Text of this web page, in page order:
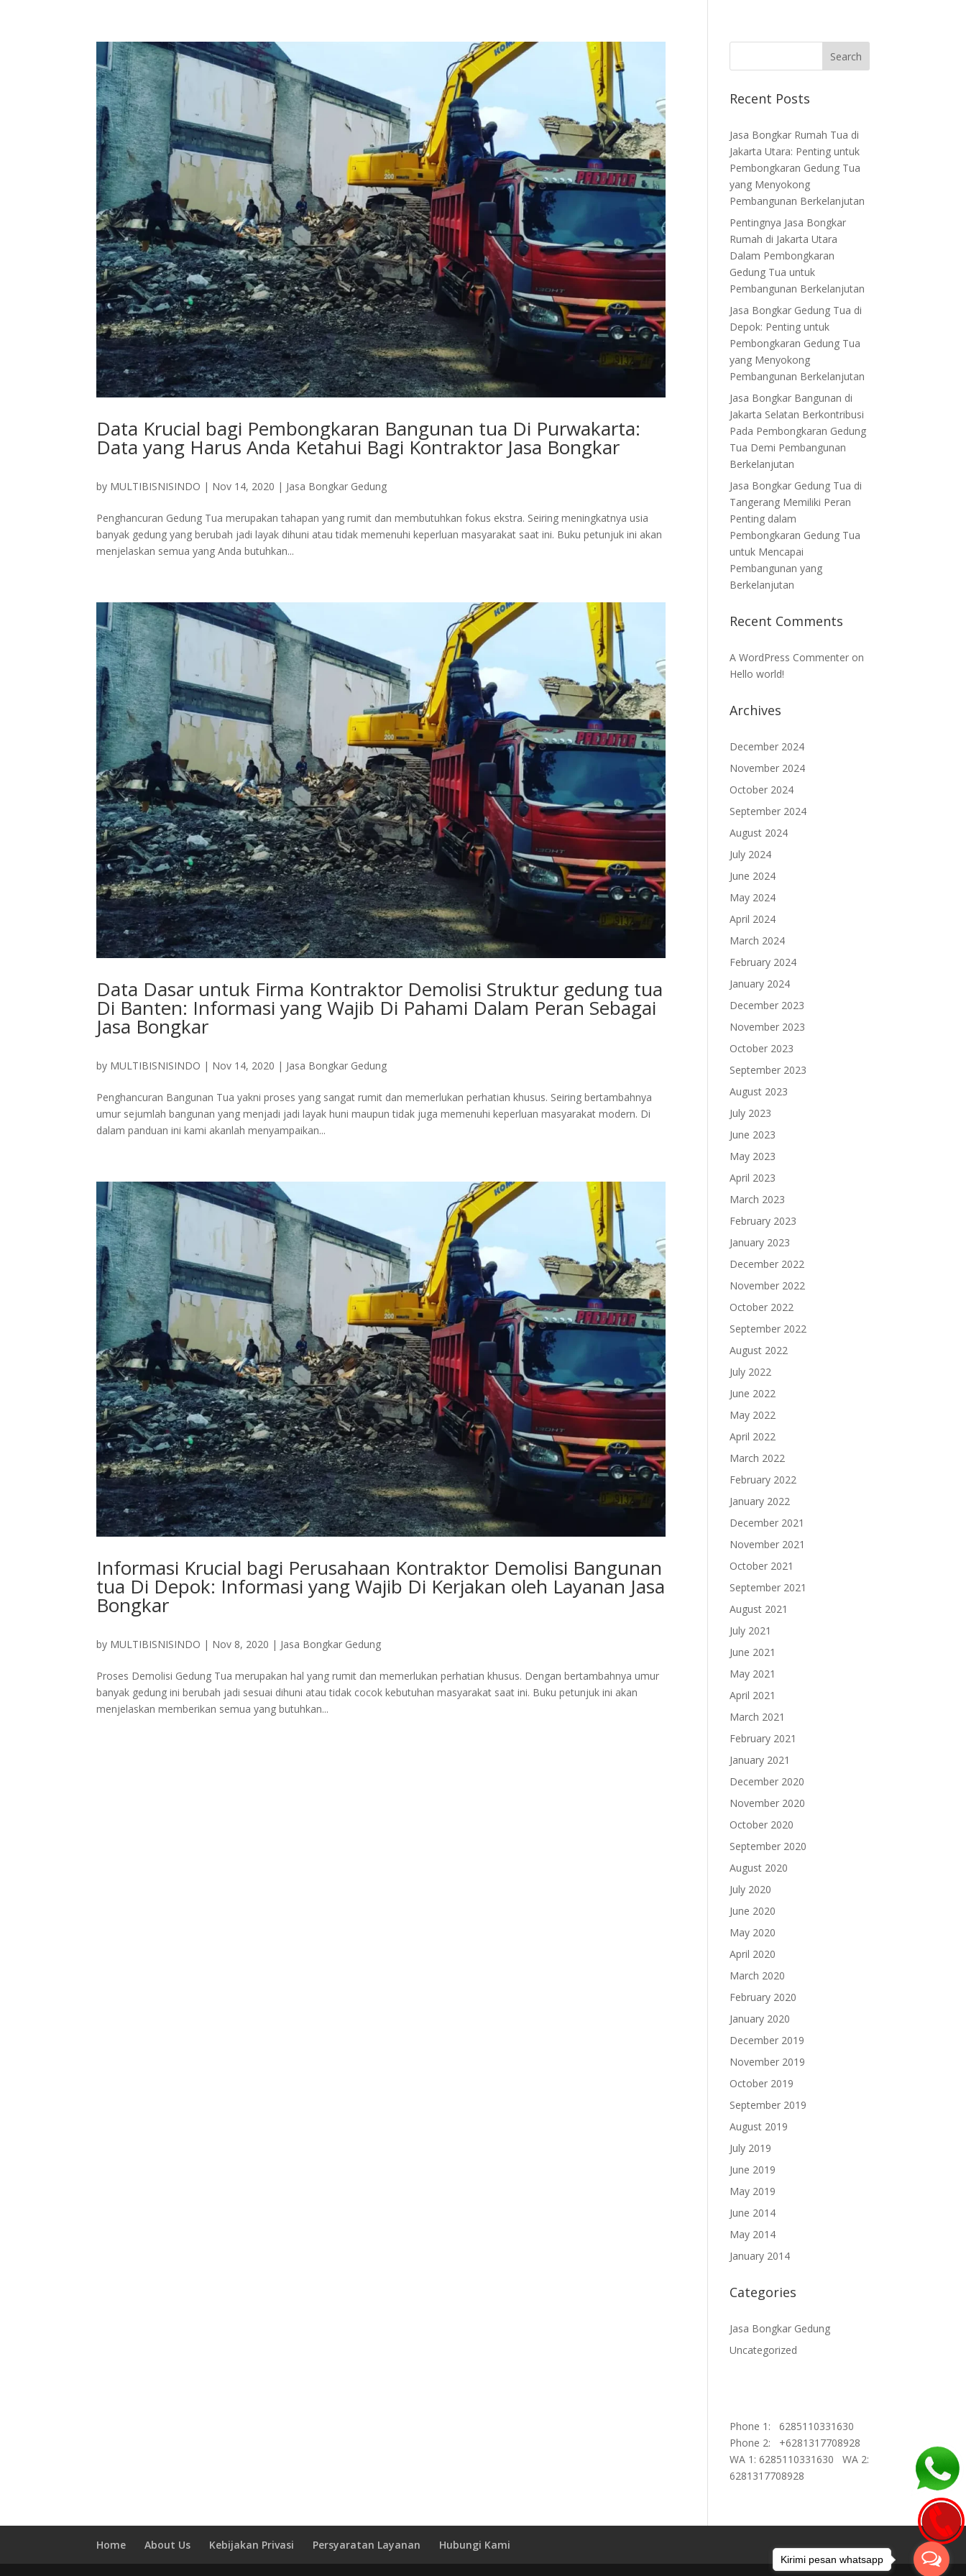
Beranda Tentang Kami Video Hubungi Kami
Data Krucial bagi Pembongkaran Bangunan tua Di Purwakarta:
Data yang Harus Anda Ketahui Bagi Kontraktor Jasa Bongkar
by MULTIBISNISINDO | Nov 14, 2020 | Jasa Bongkar Gedung
Penghancuran Gedung Tua merupakan tahapan yang rumit dan membutuhkan fokus ekstra. Seiring meningkatnya usia
banyak gedung yang berubah jadi layak dihuni atau tidak memenuhi keperluan masyarakat saat ini. Buku petunjuk ini akan
menjelaskan semua yang Anda butuhkan...
Data Dasar untuk Firma Kontraktor Demolisi Struktur gedung tua
Di Banten: Informasi yang Wajib Di Pahami Dalam Peran Sebagai
Jasa Bongkar
by MULTIBISNISINDO | Nov 14, 2020 | Jasa Bongkar Gedung
Penghancuran Bangunan Tua yakni proses yang sangat rumit dan memerlukan perhatian khusus. Seiring bertambahnya
umur sejumlah bangunan yang menjadi jadi layak huni maupun tidak juga memenuhi keperluan masyarakat modern. Di
dalam panduan ini kami akanlah menyampaikan...
Informasi Krucial bagi Perusahaan Kontraktor Demolisi Bangunan
tua Di Depok: Informasi yang Wajib Di Kerjakan oleh Layanan Jasa
Bongkar
by MULTIBISNISINDO | Nov 8, 2020 | Jasa Bongkar Gedung
Proses Demolisi Gedung Tua merupakan hal yang rumit dan memerlukan perhatian khusus. Dengan bertambahnya umur
banyak gedung ini berubah jadi sesuai dihuni atau tidak cocok kebutuhan masyarakat saat ini. Buku petunjuk ini akan
menjelaskan memberikan semua yang butuhkan...
Recent Posts
Jasa Bongkar Rumah Tua di
Jakarta Utara: Penting untuk
Pembongkaran Gedung Tua
yang Menyokong
Pembangunan Berkelanjutan
Pentingnya Jasa Bongkar
Rumah di Jakarta Utara
Dalam Pembongkaran
Gedung Tua untuk
Pembangunan Berkelanjutan
Jasa Bongkar Gedung Tua di
Depok: Penting untuk
Pembongkaran Gedung Tua
yang Menyokong
Pembangunan Berkelanjutan
Jasa Bongkar Bangunan di
Jakarta Selatan Berkontribusi
Pada Pembongkaran Gedung
Tua Demi Pembangunan
Berkelanjutan
Jasa Bongkar Gedung Tua di
Tangerang Memiliki Peran
Penting dalam
Pembongkaran Gedung Tua
untuk Mencapai
Pembangunan yang
Berkelanjutan
Recent Comments
A WordPress Commenter on
Hello world!
Archives
December 2024
November 2024
October 2024
September 2024
August 2024
July 2024
June 2024
May 2024
April 2024
March 2024
February 2024
January 2024
December 2023
November 2023
October 2023
September 2023
August 2023
July 2023
June 2023
May 2023
April 2023
March 2023
February 2023
January 2023
December 2022
November 2022
October 2022
September 2022
August 2022
July 2022
June 2022
May 2022
April 2022
March 2022
February 2022
January 2022
December 2021
November 2021
October 2021
September 2021
August 2021
July 2021
June 2021
May 2021
April 2021
March 2021
February 2021
January 2021
December 2020
November 2020
October 2020
September 2020
August 2020
July 2020
June 2020
May 2020
April 2020
March 2020
February 2020
January 2020
December 2019
November 2019
October 2019
September 2019
August 2019
July 2019
June 2019
May 2019
June 2014
May 2014
January 2014
Categories
Jasa Bongkar Gedung
Uncategorized
Phone 1: 6285110331630
Phone 2: +6281317708928
WA 1: 6285110331630
WA 2:
6281317708928
Home About Us Kebijakan Privasi Persyaratan Layanan Hubungi Kami
Kirimi pesan whatsapp